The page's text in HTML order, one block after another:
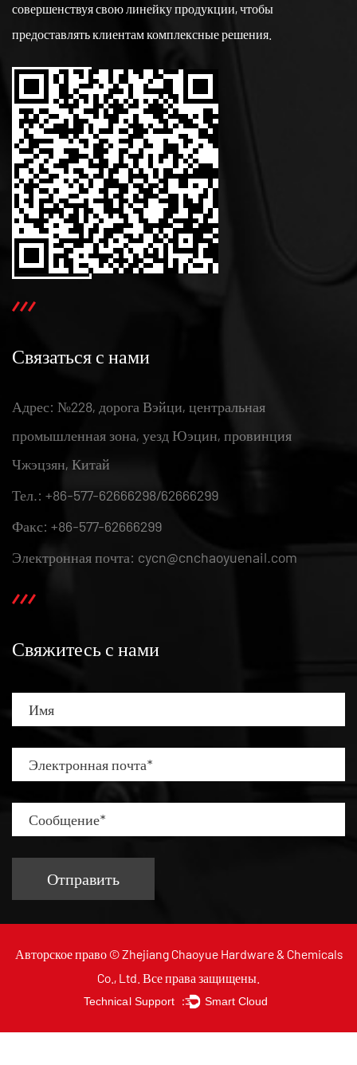
совершенствуя свою линейку продукции, чтобы
предоставлять клиентам комплексные решения.
Связаться с нами
Адрес: №228, дорога Вэйци, центральная
промышленная зона, уезд Юэцин, провинция
Чжэцзян, Китай
Тел.: +86-577-62666298/62666299
Факс: +86-577-62666299
Электронная почта: cycn@cnchaoyuenail.com
Свяжитесь с нами
Авторское право ©Zhejiang Chaoyue Hardware & Chemicals
Co., Ltd. Все права защищены.
Technical Support ： Smart Cloud